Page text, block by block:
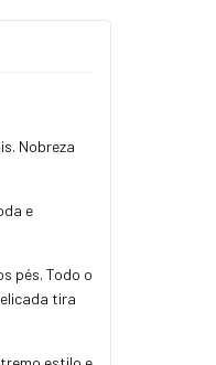
Nobreza
e
pés. Todo o
tira